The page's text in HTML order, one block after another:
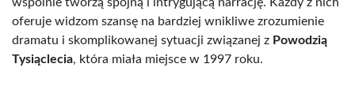
oferuje widzom szansę na bardziej wnikliwe zrozumienie
dramatu i skomplikowanej sytuacji związanej z Powodzią
Tysiąclecia, która miała miejsce w 1997 roku.